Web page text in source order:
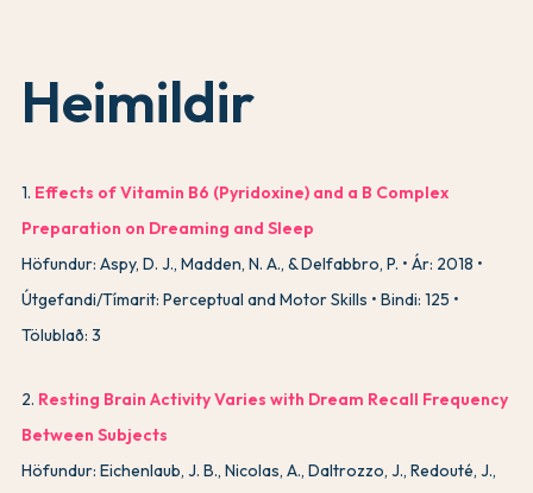
Heimildir
1. Effects of Vitamin B6 (Pyridoxine) and a B Complex
Preparation on Dreaming and Sleep
Höfundur: Aspy, D. J., Madden, N. A., & Delfabbro, P.
Ár: 2018
Útgefandi/Tímarit: Perceptual and Motor Skills
Bindi: 125
Tölublað: 3
2. Resting Brain Activity Varies with Dream Recall Frequency
Between Subjects
Höfundur: Eichenlaub, J. B., Nicolas, A., Daltrozzo, J., Redouté, J.,